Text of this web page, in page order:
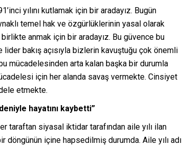
yılını kutlamak için bir aradayız. Bugün
temel hak ve özgürlüklerinin yasal olarak
birlikte anmak için bir aradayız. Bu güvence bu
bakış açısıyla bizlerin kavuştuğu çok önemli
mücadelesinden arta kalan başka bir durumla
için her alanda savaş vermekte. Cinsiyet
etmekte.
hayatını kaybetti”
taraftan siyasal iktidar tarafından aile yılı ilan
döngünün içine hapsedilmiş durumda. Aile yılı adı